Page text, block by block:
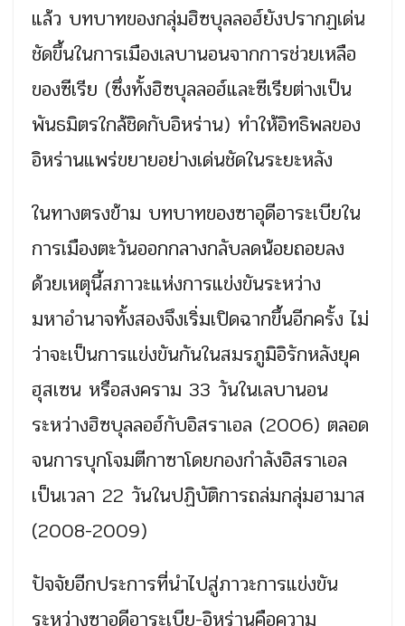
แล้ว บทบาทของกลุ่มฮิซบุลลอฮ์ยังปรากฏเด่น
ชัดขึ้นในการเมืองเลบานอนจากการช่วยเหลือ
ของซีเรีย (ซึ่งทั้งฮิซบุลลอฮ์และซีเรียต่างเป็น
พันธมิตรใกล้ชิดกับอิหร่าน) ทำให้อิทธิพลของ
อิหร่านแพร่ขยายอย่างเด่นชัดในระยะหลัง
ในทางตรงข้าม บทบาทของซาอุดีอาระเบียใน
การเมืองตะวันออกกลางกลับลดน้อยถอยลง
ด้วยเหตุนี้สภาวะแห่งการแข่งขันระหว่าง
มหาอำนาจทั้งสองจึงเริ่มเปิดฉากขึ้นอีกครั้ง ไม่
ว่าจะเป็นการแข่งขันกันในสมรภูมิอิรักหลังยุค
ฮุสเซน หรือสงคราม 33 วันในเลบานอน
ระหว่างฮิซบุลลอฮ์กับอิสราเอล (2006) ตลอด
จนการบุกโจมตีกาซาโดยกองกำลังอิสราเอล
เป็นเวลา 22 วันในปฏิบัติการถล่มกลุ่มฮามาส
(2008-2009)
ปัจจัยอีกประการที่นำไปสู่ภาวะการแข่งขัน
ระหว่างซาอุดีอาระเบีย-อิหร่านคือความ